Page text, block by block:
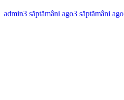
admin3 săptămâni ago3 săptămâni ago